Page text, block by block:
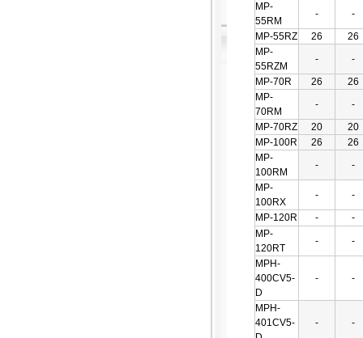
MP-
55RM
-
-
MP-55RZ
26
26
MP-
55RZM
-
-
MP-70R
26
26
MP-
70RM
-
-
MP-70RZ
20
20
MP-100R
26
26
MP-
100RM
-
-
MP-
100RX
-
-
MP-120R
-
-
MP-
120RT
-
-
MPH-
400CV5-
D
- -
MPH-
401CV5-
- -